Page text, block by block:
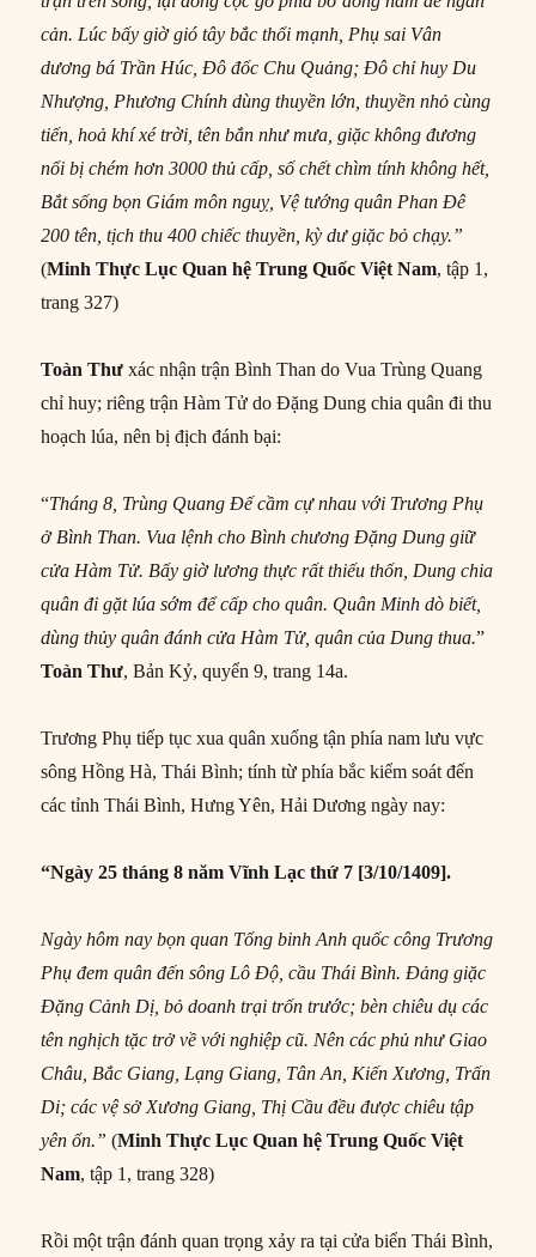
cản. Lúc bấy giờ gió tây bắc thổi mạnh, Phụ sai Vân
dương bá Trần Húc, Đô đốc Chu Quảng; Đô chỉ huy Du
Nhượng, Phương Chính dùng thuyền lớn, thuyền nhỏ cùng
tiến, hoả khí xé trời, tên bắn như mưa, giặc không đương
nổi bị chém hơn 3000 thủ cấp, số chết chìm tính không hết,
Bắt sống bọn Giám môn nguỵ, Vệ tướng quân Phan Đê
200 tên, tịch thu 400 chiếc thuyền, kỳ dư giặc bỏ chạy.”
(Minh Thực Lục Quan hệ Trung Quốc Việt Nam, tập 1,
trang 327)
Toàn Thư xác nhận trận Bình Than do Vua Trùng Quang
chỉ huy; riêng trận Hàm Tử do Đặng Dung chia quân đi thu
hoạch lúa, nên bị địch đánh bại:
“Tháng 8, Trùng Quang Đế cầm cự nhau với Trương Phụ
ở Bình Than. Vua lệnh cho Bình chương Đặng Dung giữ
cửa Hàm Tử. Bấy giờ lương thực rất thiếu thốn, Dung chia
quân đi gặt lúa sớm để cấp cho quân. Quân Minh dò biết,
dùng thủy quân đánh cửa Hàm Tử, quân của Dung thua.”
Toàn Thư, Bản Kỷ, quyển 9, trang 14a.
Trương Phụ tiếp tục xua quân xuống tận phía nam lưu vực
sông Hồng Hà, Thái Bình; tính từ phía bắc kiểm soát đến
các tỉnh Thái Bình, Hưng Yên, Hải Dương ngày nay:
“Ngày 25 tháng 8 năm Vĩnh Lạc thứ 7 [3/10/1409].
Ngày hôm nay bọn quan Tổng binh Anh quốc công Trương
Phụ đem quân đến sông Lô Ðộ, cầu Thái Bình. Ðảng giặc
Ðặng Cảnh Dị, bỏ doanh trại trốn trước; bèn chiêu dụ các
tên nghịch tặc trở về với nghiệp cũ. Nên các phủ như Giao
Châu, Bắc Giang, Lạng Giang, Tân An, Kiến Xương, Trấn
Di; các vệ sở Xương Giang, Thị Cầu đều được chiêu tập
yên ổn.”(Minh Thực Lục Quan hệ Trung Quốc Việt
Nam, tập 1, trang 328)
Rồi một trận đánh quan trọng xảy ra tại cửa biển Thái Bình,